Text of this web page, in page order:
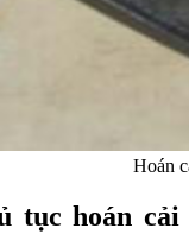
Hoán
tục hoán cải